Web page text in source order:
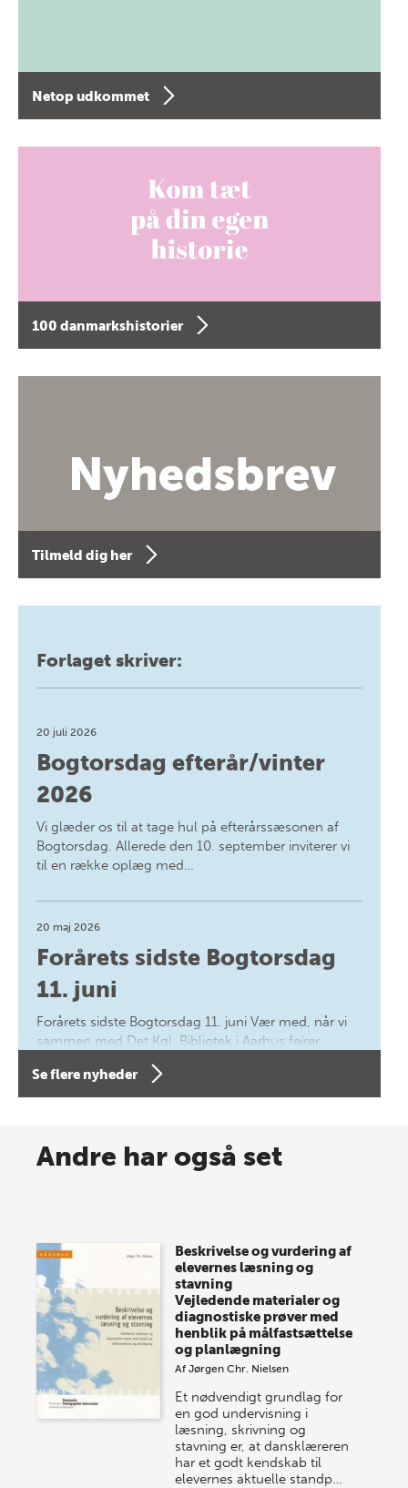
Netop udkommet
100 danmarkshistorier
Tilmeld dig her
Forlaget skriver:
20 juli 2026
Bogtorsdag efterår/vinter
2026
Vi glæder os til at tage hul på efterårssæsonen af
Bogtorsdag. Allerede den 10. september inviterer vi
til en række oplæg med…
20 maj 2026
Forårets sidste Bogtorsdag
11. juni
Forårets sidste Bogtorsdag 11. juni Vær med, når vi
sammen med Det Kgl. Bibliotek i Aarhus fejrer
forfatterne bag vores nyes…
Spar op til 70% til sommer-
onsdag den 10. j…
Se flere nyheder
Andre har også set
Beskrivelse og vurdering af
elevernes læsning og
stavning
Vejledende materialer og
diagnostiske prøver med
henblik på målfastsættelse
og planlægning
AfJørgen Chr. Nielsen
Et nødvendigt grundlag for
en god undervisning i
læsning, skrivning og
stavning er, at dansklæreren
har et godt kendskab til
elevernes aktuelle standp…